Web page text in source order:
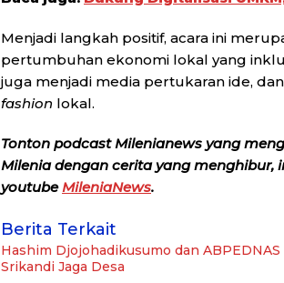
Menjadi langkah positif, acara ini
pertumbuhan ekonomi lokal yang
juga menjadi media pertukaran ide,
fashion lokal.
Tonton podcast Milenianews yang
Milenia dengan cerita yang menghibur,
youtubeMileniaNews.
Berita Terkait
Hashim Djojohadikusumo dan
Srikandi Jaga Desa